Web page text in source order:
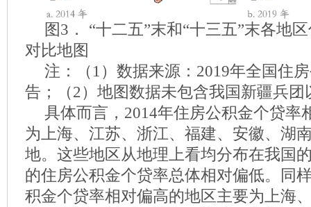
图3． “十二五”末和“十三五”末各地
对比地图
注：（1）数据来源：2019年全国住
告；（2）地图数据未包含我国新疆兵
具体而言，2014年住房公积金个贷率
为上海、江苏、浙江、福建、安徽、湖
地。这些地区从地理上看均分布在我国
的住房公积金个贷率总体相对偏低。同
积金个贷率相对偏高的地区主要为上海